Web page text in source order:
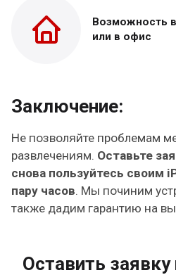
Возможность
или в офис
Заключение:
Не позволяйте проблемам
развлечениям. Оставьте
снова пользуйтесь своим
пару часов. Мы починим
также дадим гарантию на
Оставить